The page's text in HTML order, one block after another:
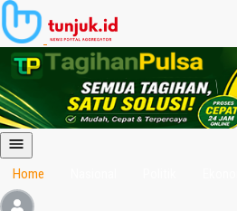
Home